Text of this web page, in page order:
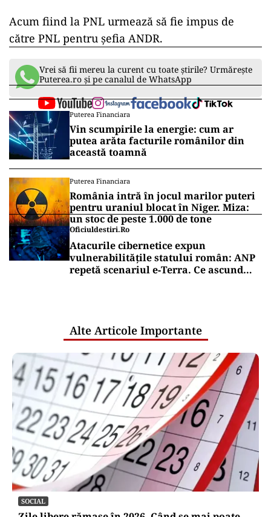
Acum fiind la PNL urmează să fie impus de
către PNL pentru șefia ANDR.
Vrei să fii mereu la curent cu toate știrile? Urmărește
Puterea.ro și pe canalul de WhatsApp
Puterea Financiara
Vin scumpirile la energie: cum ar
putea arăta facturile românilor din
această toamnă
Puterea Financiara
România intră în jocul marilor puteri
pentru uraniul blocat în Niger. Miza:
un stoc de peste 1.000 de tone
Oficiuldestiri.ro
Atacurile cibernetice expun
vulnerabilitățile statului român: ANP
repetă scenariul e‑Terra. Ce ascund
Alte Articole Importante
SOCIAL